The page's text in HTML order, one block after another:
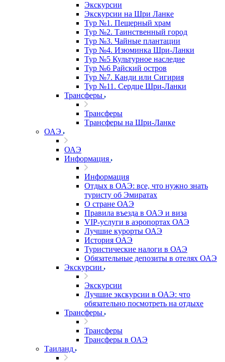
Экскурсии
Экскурсии на Шри Ланке
Тур №1. Пещерный храм
Тур №2. Таинственный город
Тур №3. Чайные плантации
Тур №4. Изюминка Шри-Ланки
Тур №5 Культурное наследие
Тур №6 Райский остров
Тур №7. Канди или Сигирия
Тур №11. Сердце Шри-Ланки
Трансферы
Трансферы
Tрансферы на Шри-Ланке
ОАЭ
ОАЭ
Информация
Информация
Отдых в ОАЭ: все, что нужно знать
туристу об Эмиратах
О стране ОАЭ
Правила въезда в ОАЭ и виза
VIP-услуги в аэропортах ОАЭ
Лучшие курорты ОАЭ
История ОАЭ
Туристические налоги в ОАЭ
Обязательные депозиты в отелях ОАЭ
Экскурсии
Экскурсии
Лучшие экскурсии в ОАЭ: что
обязательно посмотреть на отдыхе
Трансферы
Трансферы
Трансферы в ОАЭ
Таиланд